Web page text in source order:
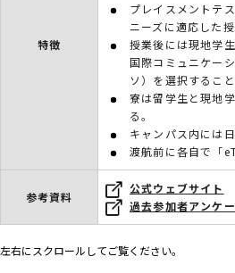
特徴
プレイスメントテ
ニーズに適応した
授業後には現地学
国際コミュニケー
ソ）を選択すること
寮は留学生と現地
る。
キャンパス内には
渡航前に各自で「
参考資料
公式ウェブサイト
過去参加者アンケ
左右にスクロールしてご覧ください。